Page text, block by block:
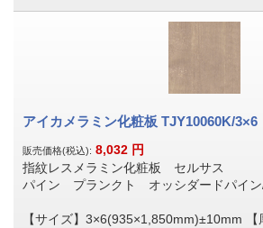
アイカメラミン化粧板 TJY10060K/3×6
販売価格(税込): 8,032 円
指紋レスメラミン化粧板 セルサス
パイン プランクト オッシダードパイン
【サイズ】3×6(935×1,850mm)±10mm